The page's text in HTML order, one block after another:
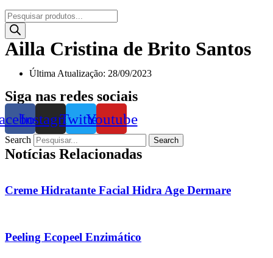
Pesquisar
produtos
Ailla Cristina de Brito Santos
Última Atualização: 28/09/2023
Siga nas redes sociais
InstagramTwitterYoutube
Search Search
Notícias Relacionadas
Creme Hidratante Facial Hidra Age Dermare
Peeling Ecopeel Enzimático